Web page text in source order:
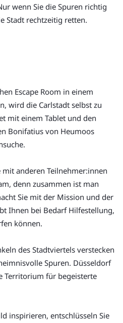
wenn Sie die Spuren richtig
Stadt rechtzeitig retten.
Escape Room in einem
wird die Carlstadt selbst zu
mit einem Tablet und den
Bonifatius von Heumoos
anderen Teilnehmer:innen
denn zusammen ist man
Sie mit der Mission und der
Ihnen bei Bedarf Hilfestellung,
können.
des Stadtviertels verstecken
Spuren. Düsseldorf
Territorium für begeisterte
inspirieren, entschlüsseln Sie